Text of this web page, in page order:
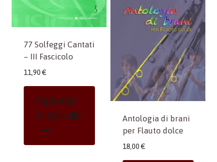
77 Solfeggi Cantati
– III Fascicolo
11,90 €
Aggiungi
Al Carrello
Antologia di brani
per Flauto dolce
18,00 €